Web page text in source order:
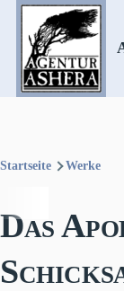
Direkt zum Inhalt
Startseite Werke
Das